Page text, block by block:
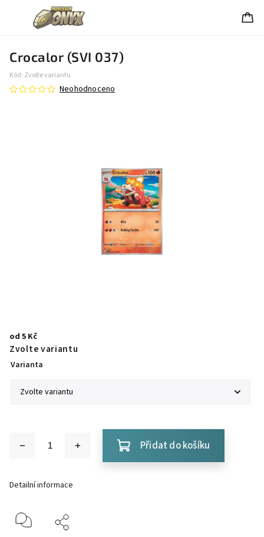
Crocalor (SVI 037)
Kód: Zvolte variantu
Neohodnoceno
od 5 Kč
Zvolte variantu
Varianta
Přidat do košíku
Detailní informace